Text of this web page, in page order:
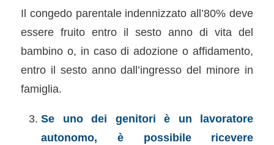
Il congedo parentale indennizzato all’80% deve
essere fruito entro il sesto anno di vita del
bambino o, in caso di adozione o affidamento,
entro il sesto anno dall’ingresso del minore in
famiglia.
Se uno dei genitori è un lavoratore
autonomo, è possibile ricevere